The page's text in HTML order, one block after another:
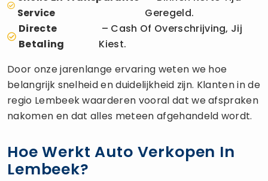
Service
Geregeld.
Directe
Betaling
– Cash Of Overschrijving, Jij
Kiest.
Door onze jarenlange ervaring weten we hoe
belangrijk snelheid en duidelijkheid zijn. Klanten in de
regio Lembeek waarderen vooral dat we afspraken
nakomen en dat alles meteen afgehandeld wordt.
Hoe Werkt Auto Verkopen In
Lembeek?